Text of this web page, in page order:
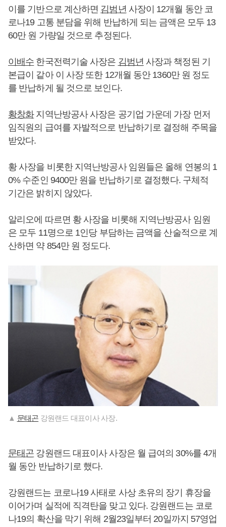
이를 기반으로 계산하면 김범년 사장이 12개월 동안 코
로나19 고통 분담을 위해 반납하게 되는 금액은 모두 13
60만 원 가량일 것으로 추정된다.
이배수 한국전력기술 사장은 김범년 사장과 책정된 기
본급이 같아 이 사장 또한 12개월 동안 1360만 원 정도
를 반납하게 될 것으로 보인다.
황창화지역난방공사 사장은 공기업 가운데 가장 먼저
임직원의 급여를 자발적으로 반납하기로 결정해 주목을
받았다.
황 사장을 비롯한 지역난방공사 임원들은 올해 연봉의 1
0% 수준인 9400만 원을 반납하기로 결정했다. 구체적
기간은 밝히지 않았다.
알리오에 따르면 황 사장을 비롯해 지역난방공사 임원
은 모두 11명으로 1인당 부담하는 금액을 산술적으로 계
산하면 약 854만 원 정도다.
▲ 문태곤 강원랜드 대표이사 사장.
문태곤 강원랜드 대표이사 사장은 월 급여의 30%를 4개
월 동안 반납하기로 했다.
강원랜드는 코로나19 사태로 사상 초유의 장기 휴장을
이어가며 실적에 직격탄을 맞고 있다. 강원랜드는 코로
나19의 확산을 막기 위해 2월23일부터 20일까지 57영업